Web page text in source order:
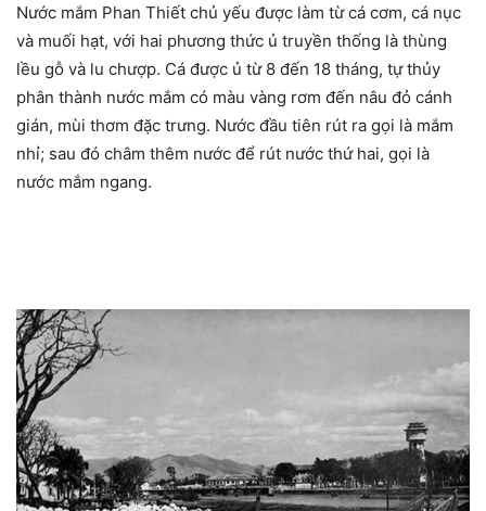
Nước mắm Phan Thiết chủ yếu được làm từ cá cơm, cá nục
và muối hạt, với hai phương thức ủ truyền thống là thùng
lều gỗ và lu chượp. Cá được ủ từ 8 đến 18 tháng, tự thủy
phân thành nước mắm có màu vàng rơm đến nâu đỏ cánh
gián, mùi thơm đặc trưng. Nước đầu tiên rút ra gọi là mắm
nhỉ; sau đó châm thêm nước để rút nước thứ hai, gọi là
nước mắm ngang.